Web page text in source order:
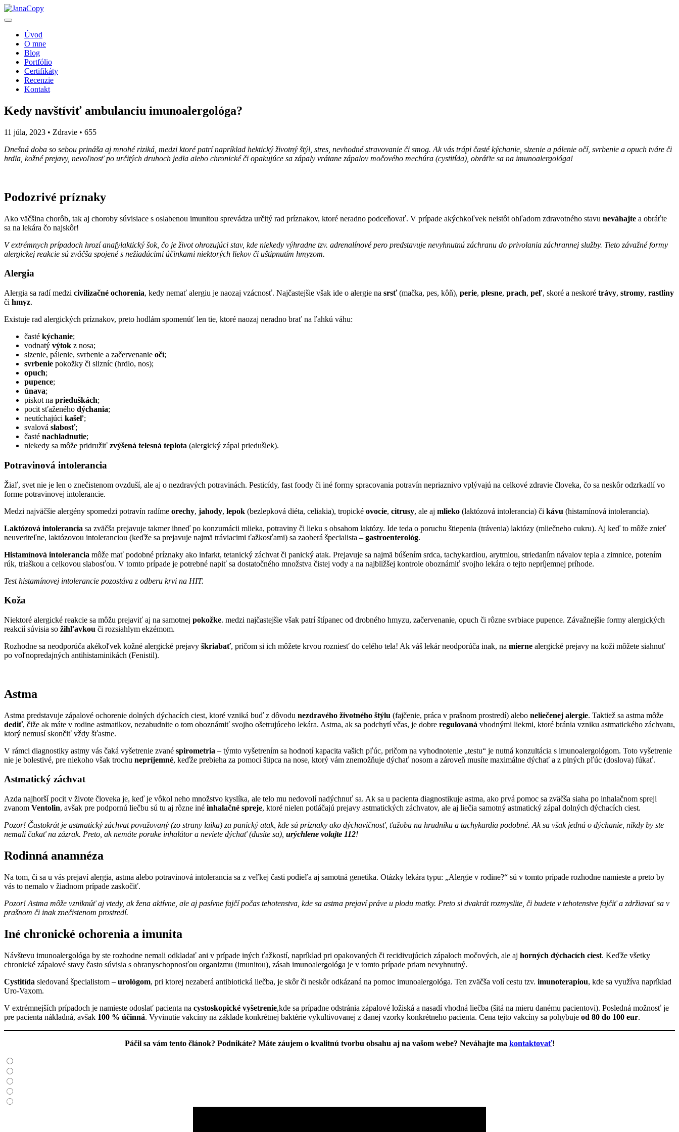
Úvod
O mne
Blog
Portfólio
Certifikáty
Recenzie
Kontakt
Kedy navštíviť ambulanciu imunoalergológa?
11 júla, 2023 • Zdravie • 655
Dnešná doba so sebou prináša aj mnohé riziká, medzi ktoré patrí napríklad hektický životný štýl, stres, nevhodné stravovanie či smog. Ak vás trápi časté kýchanie, slzenie a pálenie očí, svrbenie a opuch tváre či
hrdla, kožné prejavy, nevoľnosť po určitých druhoch jedla alebo chronické či opakujúce sa zápaly vrátane zápalov močového mechúra (cystitída), obráťte sa na imunoalergológa!
Podozrivé príznaky
Ako väčšina chorôb, tak aj choroby súvisiace s oslabenou imunitou sprevádza určitý rad príznakov, ktoré neradno podceňovať. V prípade akýchkoľvek neistôt ohľadom zdravotného stavu neváhajte a obráťte
sa na lekára čo najskôr!
V extrémnych prípadoch hrozí anafylaktický šok, čo je život ohrozujúci stav, kde niekedy výhradne tzv. adrenalínové pero predstavuje nevyhnutnú záchranu do privolania záchrannej služby. Tieto závažné formy
alergickej reakcie sú zväčša spojené s nežiadúcimi účinkami niektorých liekov či uštipnutím hmyzom.
Alergia
Alergia sa radí medzi civilizačné ochorenia, kedy nemať alergiu je naozaj vzácnosť. Najčastejšie však ide o alergie na srsť(mačka, pes, kôň), perie, plesne, prach, peľ, skoré a neskoré trávy, stromy, rastliny
či hmyz.
Existuje rad alergických príznakov, preto hodlám spomenúť len tie, ktoré naozaj neradno brať na ľahkú váhu:
časté kýchanie;
vodnatý výtok z nosa;
slzenie, pálenie, svrbenie a začervenanie očí;
svrbenie pokožky či slizníc (hrdlo, nos);
opuch;
pupence;
únava;
piskot na prieduškách;
pocit sťaženého dýchania;
neutíchajúci kašeľ;
svalová slabosť;
časté nachladnutie;
niekedy sa môže pridružiť zvýšená telesná teplota (alergický zápal priedušiek).
Potravinová intolerancia
Žiaľ, svet nie je len o znečistenom ovzduší, ale aj o nezdravých potravinách. Pesticídy, fast foody či iné formy spracovania potravín nepriaznivo vplývajú na celkové zdravie človeka, čo sa neskôr odzrkadlí vo
forme potravinovej intolerancie.
Medzi najväčšie alergény spomedzi potravín radíme orechy, jahody, lepok (bezlepková diéta, celiakia), tropické ovocie, citrusy, ale aj mlieko (laktózová intolerancia) či kávu (histamínová intolerancia).
Laktózová intolerancia sa zväčša prejavuje takmer ihneď po konzumácii mlieka, potraviny či lieku s obsahom laktózy. Ide teda o poruchu štiepenia (trávenia) laktózy (mliečneho cukru). Aj keď to môže znieť
neuveriteľne, laktózovou intoleranciou (keďže sa prejavuje najmä tráviacimi ťažkosťami) sa zaoberá špecialista – gastroenterológ.
Histamínová intolerancia môže mať podobné príznaky ako infarkt, tetanický záchvat či panický atak. Prejavuje sa najmä búšením srdca, tachykardiou, arytmiou, striedaním návalov tepla a zimnice, potením
rúk, triaškou a celkovou slabosťou. V tomto prípade je potrebné napiť sa dostatočného množstva čistej vody a na najbližšej kontrole oboznámiť svojho lekára o tejto nepríjemnej príhode.
Test histamínovej intolerancie pozostáva z odberu krvi na HIT.
Koža
Niektoré alergické reakcie sa môžu prejaviť aj na samotnej pokožke. medzi najčastejšie však patrí štípanec od drobného hmyzu, začervenanie, opuch či rôzne svrbiace pupence. Závažnejšie formy alergických
reakcií súvisia so žihľavkou či rozsiahlym ekzémom.
Rozhodne sa neodporúča akékoľvek kožné alergické prejavy škriabať, pričom si ich môžete krvou rozniesť do celého tela! Ak váš lekár neodporúča inak, na mierne alergické prejavy na koži môžete siahnuť
po voľnopredajných antihistaminikách (Fenistil).
Astma
Astma predstavuje zápalové ochorenie dolných dýchacích ciest, ktoré vzniká buď z dôvodu nezdravého životného štýlu (fajčenie, práca v prašnom prostredí) alebo neliečenej alergie. Taktiež sa astma môže
dediť, čiže ak máte v rodine astmatikov, nezabudnite o tom oboznámiť svojho ošetrujúceho lekára. Astma, ak sa podchytí včas, je dobre regulovaná vhodnými liekmi, ktoré bránia vzniku astmatického záchvatu,
ktorý nemusí skončiť vždy šťastne.
V rámci diagnostiky astmy vás čaká vyšetrenie zvané spirometria – týmto vyšetrením sa hodnotí kapacita vašich pľúc, pričom na vyhodnotenie „testu“ je nutná konzultácia s imunoalergológom. Toto vyšetrenie
nie je bolestivé, pre niekoho však trochu nepríjemné, keďže prebieha za pomoci štipca na nose, ktorý vám znemožňuje dýchať nosom a zároveň musíte maximálne dýchať a z plných pľúc (doslova) fúkať.
Astmatický záchvat
Azda najhorší pocit v živote človeka je, keď je vôkol neho množstvo kyslíka, ale telo mu nedovolí nadýchnuť sa. Ak sa u pacienta diagnostikuje astma, ako prvá pomoc sa zväčša siaha po inhalačnom spreji
zvanom Ventolin, avšak pre podpornú liečbu sú tu aj rôzne iné inhalačné spreje, ktoré nielen potláčajú prejavy astmatických záchvatov, ale aj liečia samotný astmatický zápal dolných dýchacích ciest.
Pozor! Častokrát je astmatický záchvat považovaný (zo strany laika) za panický atak, kde sú príznaky ako dýchavičnosť, ťažoba na hrudníku a tachykardia podobné. Ak sa však jedná o dýchanie, nikdy by ste
nemali čakať na zázrak. Preto, ak nemáte poruke inhalátor a neviete dýchať (dusíte sa), urýchlene volajte 112!
Rodinná anamnéza
Na tom, či sa u vás prejaví alergia, astma alebo potravinová intolerancia sa z veľkej časti podieľa aj samotná genetika. Otázky lekára typu: „Alergie v rodine?“ sú v tomto prípade rozhodne namieste a preto by
vás to nemalo v žiadnom prípade zaskočiť.
Pozor! Astma môže vzniknúť aj vtedy, ak žena aktívne, ale aj pasívne fajčí počas tehotenstva, kde sa astma prejaví práve u plodu matky. Preto si dvakrát rozmyslite, či budete v tehotenstve fajčiť a zdržiavať sa v
prašnom či inak znečistenom prostredí.
Iné chronické ochorenia a imunita
Návštevu imunoalergológa by ste rozhodne nemali odkladať ani v prípade iných ťažkostí, napríklad pri opakovaných či recidivujúcich zápaloch močových, ale aj horných dýchacích ciest. Keďže všetky
chronické zápalové stavy často súvisia s obranyschopnosťou organizmu (imunitou), zásah imunoalergológa je v tomto prípade priam nevyhnutný.
Cystitída sledovaná špecialistom – urológom, pri ktorej nezaberá antibiotická liečba, je skôr či neskôr odkázaná na pomoc imunoalergológa. Ten zväčša volí cestu tzv. imunoterapiou, kde sa využíva napríklad
Uro-Vaxom.
V extrémnejších prípadoch je namieste odoslať pacienta na cystoskopické vyšetrenie,kde sa prípadne odstránia zápalové ložiská a nasadí vhodná liečba (šitá na mieru danému pacientovi). Posledná možnosť je
pre pacienta nákladná, avšak 100 % účinná. Vyvinutie vakcíny na základe konkrétnej baktérie vykultivovanej z danej vzorky konkrétneho pacienta. Cena tejto vakcíny sa pohybuje od 80 do 100 eur.
Páčil sa vám tento článok? Podnikáte? Máte záujem o kvalitnú tvorbu obsahu aj na vašom webe? Neváhajte ma kontaktovať!